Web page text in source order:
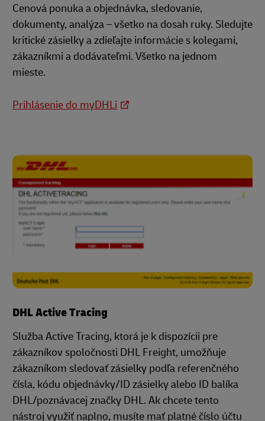
Cenová ponuka a objednávka, sledovanie,
dokumenty, analýza – všetko na dosah ruky. Sledujte
kritické zásielky a zdieľajte informácie s kolegami,
zákazníkmi a dodávateľmi. Všetko na jednom
mieste.
Prihlásenie do myDHLi
DHL Active Tracing
Služba Active Tracing, ktorá je k dispozícii pre
zákazníkov spoločnosti DHL Freight, umožňuje
zákazníkom sledovať zásielky podľa referenčného
čísla, kódu objednávky/ID zásielky alebo ID balíka
DHL/poznávacej značky DHL. Ak chcete tento
nástroj využiť naplno, musíte mať platné číslo účtu